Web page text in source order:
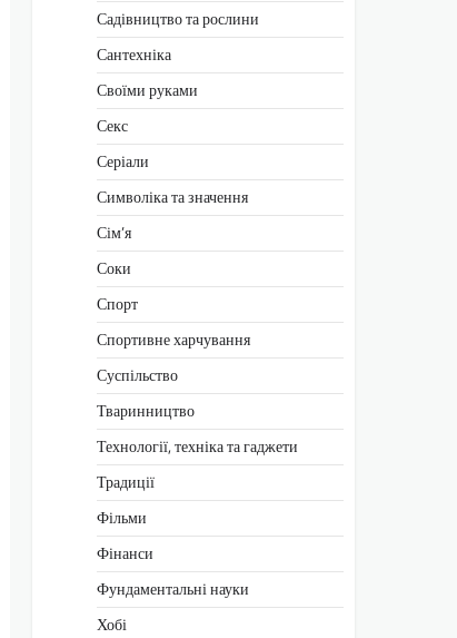
Садівництво та рослини
Сантехніка
Своїми руками
Секс
Серіали
Символіка та значення
Сім’я
Соки
Спорт
Спортивне харчування
Суспільство
Тваринництво
Технології, техніка та гаджети
Традиції
Фільми
Фінанси
Фундаментальні науки
Хобі